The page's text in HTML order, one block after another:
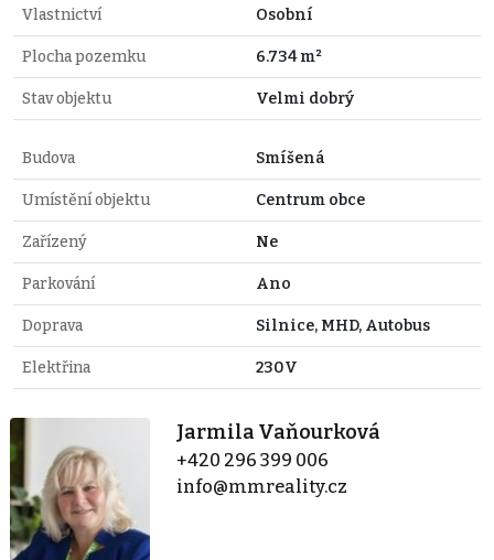
Vlastnictví Osobní
Plocha pozemku 6.734 m²
Stav objektu Velmi dobrý
Budova Smíšená
Umístění objektu Centrum obce
Zařízený Ne
Parkování Ano
Doprava Silnice, MHD, Autobus
Elektřina 230V
Jarmila Vaňourková
+420 296 399 006
info@mmreality.cz